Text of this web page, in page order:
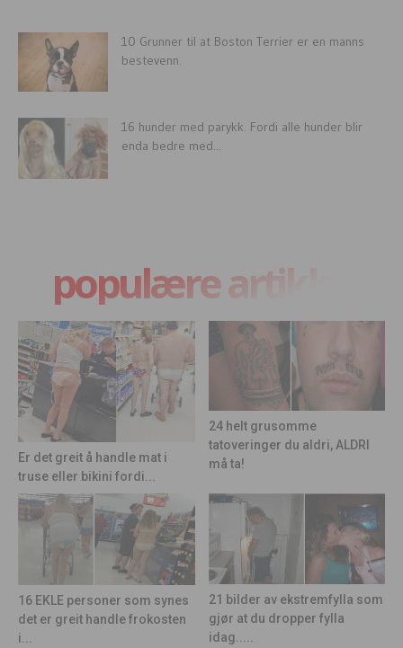
10 Grunner til at Boston Terrier er en manns
bestevenn.
16 hunder med parykk. Fordi alle hunder blir
enda bedre med...
populære artikler
Er det greit å handle mat i
truse eller bikini fordi...
24 helt grusomme
tatoveringer du aldri, ALDRI
må ta!
16 EKLE personer som synes
det er greit handle frokosten
i...
21 bilder av ekstremfylla som
gjør at du dropper fylla
idag.....